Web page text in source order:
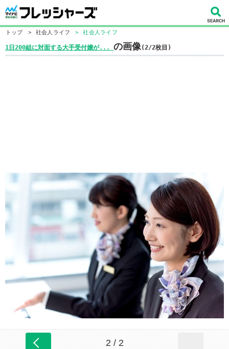
トップ > 社会人ライフ > 社会人ライフ
1日200組に対面する大手受付嬢が... の画像(2/2枚目)
2 / 2